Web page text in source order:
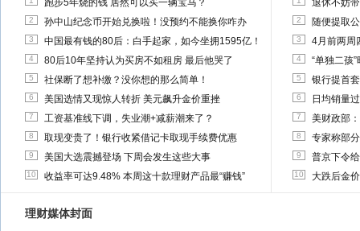
跑步5年烧的钱 居然可以买一辆宝马？
2 孙中山纪念币开始兑换啦！没预约不能换你咋办
3 中国最有钱的80后：白手起家，如今坐拥1595亿！
4 80后10年坚持认为买房不如租房 最后他哭了
5 社保断了想补缴？没你想的那么简单！
6 美国选情又现惊人转折 美元飙升金价重挫
7 工资基准线下调，失业潮+减薪潮来了？
8 取现变贵了！银行收紧借记卡取现手续费优惠
9 美国大选震撼登场 下周会发生这些大事
10 收益率可达9.48% 本周这十款理财产品最“赚钱”
退休不妨
2 随便提取
3 4月前两周
4 “单独二孩
5 银行提首
6 日均销量
7 美财政部
8 专家称部
9 普京下令
10 大跌后金
理财媒体封面